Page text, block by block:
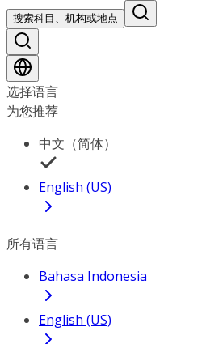
搜索科目、机构或地点
选择语言
为您推荐
中文（简体）
English (US)
所有语言
Bahasa Indonesia
English (US)